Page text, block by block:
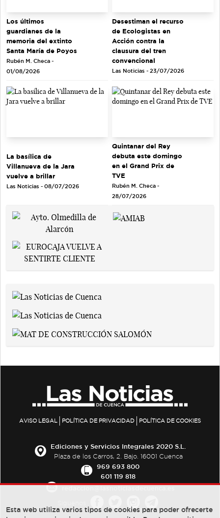
Los últimos
guardianes de la
memoria del extinto
Santa María de Poyos
Rubén M. Checa -
01/08/2026
Desestiman el recurso
de Ecologistas en
Acción contra la
clausura del tren
convencional
Las Noticias - 23/07/2026
La basílica de
Villanueva de la Jara
vuelve a brillar
Las Noticias - 08/07/2026
Quintanar del Rey
debuta este domingo
en el Grand Prix de
TVE
Rubén M. Checa -
28/07/2026
AVISO LEGAL POLÍTICA DE PRIVACIDAD POLÍTICA DE COOKIES
Ediciones y Servicios Integrales 2020 S.L.
Plaza de los Carros, 2. Bajo. 16001 Cuenca
969 693 800
601 119 818
Esta web utiliza varios tipos de cookies para poder ofrecerte